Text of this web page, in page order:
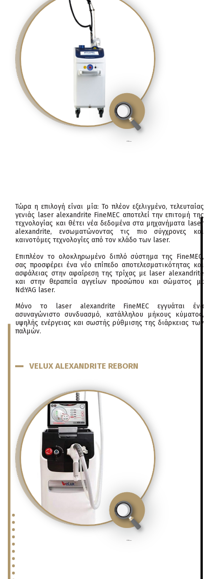
Τώρα η επιλογή είναι μία: Το πλέον εξελιγμένο, τελευταίας
γενιάς laser alexandrite FineMEC αποτελεί την επιτομή της
τεχνολογίας και θέτει νέα δεδομένα στα μηχανήματα laser
alexandrite, ενσωματώνοντας τις πιο σύγχρονες και
καινοτόμες τεχνολογίες από τον κλάδο των laser.
Επιπλέον το ολοκληρωμένο διπλό σύστημα της FineMEC,
σας προσφέρει ένα νέο επίπεδο αποτελεσματικότητας και
ασφάλειας στην αφαίρεση της τρίχας με laser alexandrite
και στην θεραπεία αγγείων προσώπου και σώματος με
Nd:YAG laser.
Μόνο το laser alexandrite FineMEC εγγυάται ένα
ασυναγώνιστο συνδυασμό, κατάλληλου μήκους κύματος,
υψηλής ενέργειας και σωστής ρύθμισης της διάρκειας των
παλμών.
VELUX ALEXANDRITE REBORN